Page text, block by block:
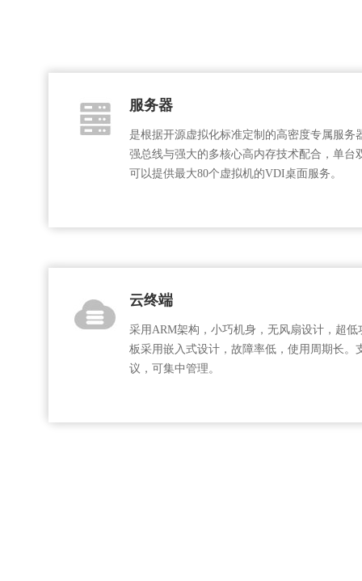
服务器
是根据开源虚拟化标准定制的高密度专属服务
强总线与强大的多核心高内存技术配合，单台
可以提供最大80个虚拟机的VDI桌面服务。
云终端
采用ARM架构，小巧机身，无风扇设计，超低
板采用嵌入式设计，故障率低，使用周期长。
议，可集中管理。